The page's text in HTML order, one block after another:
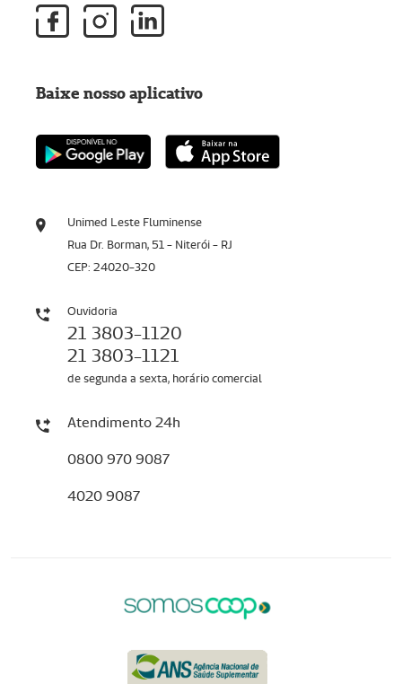
Unimed Leste Fluminense
Rua Dr. Borman, 51 - Niterói - RJ
CEP: 24020-320
Ouvidoria
21 3803-1120
21 3803-1121
de segunda a sexta, horário comercial
Atendimento 24h
0800 970 9087
4020 9087
Baixe nosso aplicativo